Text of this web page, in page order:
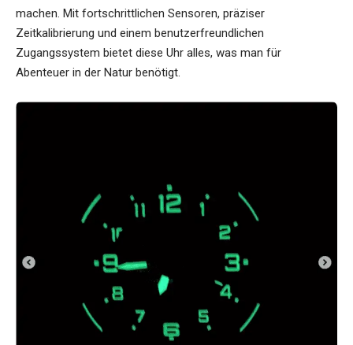
machen. Mit fortschrittlichen Sensoren, präziser
Zeitkalibrierung und einem benutzerfreundlichen
Zugangssystem bietet diese Uhr alles, was man für
Abenteuer in der Natur benötigt.